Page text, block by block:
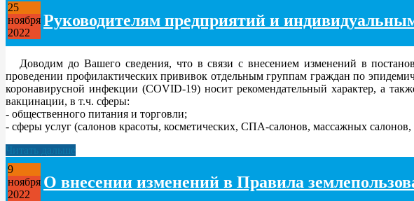
25
ноября
2022
Руководителям предприятий и
Доводим до Вашего сведения, что в связи с внесением изменений в
проведении профилактических прививок отдельным группам граждан по
коронавирусной инфекции (COVID-19) носит рекомендательный характер, а
вакцинации, в т.ч. сферы:
- общественного питания и торговли;
- сферы услуг (салонов красоты, косметических, СПА-салонов, массажных
Читать дальше
9
ноября
2022
О внесении изменений в Правила